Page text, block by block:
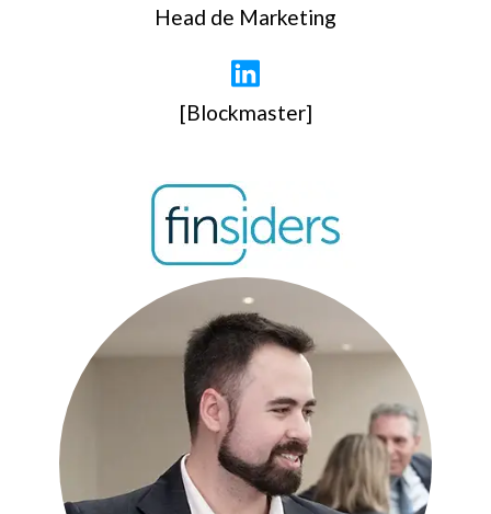
Head de Marketing
[Blockmaster]